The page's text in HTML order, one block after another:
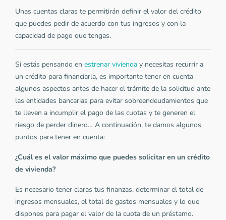
Unas cuentas claras te permitirán definir el valor del crédito
que puedes pedir de acuerdo con tus ingresos y con la
capacidad de pago que tengas.
Si estás pensando en estrenar vivienda y necesitas recurrir a
un crédito para financiarla, es importante tener en cuenta
algunos aspectos antes de hacer el trámite de la solicitud ante
las entidades bancarias para evitar sobreendeudamientos que
te lleven a incumplir el pago de las cuotas y te generen el
riesgo de perder dinero… A continuación, te damos algunos
puntos para tener en cuenta:
¿Cuál es el valor máximo que puedes solicitar en un crédito
de vivienda?
Es necesario tener claras tus finanzas, determinar el total de
ingresos mensuales, el total de gastos mensuales y lo que
dispones para pagar el valor de la cuota de un préstamo.